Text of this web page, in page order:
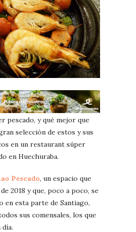
pescado, y qué mejor que
selección de estos y sus
en un restaurant súper
en Huechuraba.
Pescado, un espacio que
2018 y que, poco a poco, se
en esta parte de Santiago,
sus comensales, los que
día.